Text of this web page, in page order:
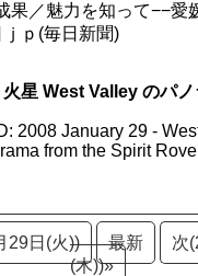
果／魅力を知って−−
ｐ(毎日新聞)
星 West Valley のパノ
2008 January 29 -
from the Spirit
29日(火)) 最新
次
(木))»